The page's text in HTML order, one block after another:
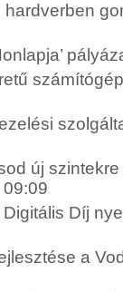
új
Díj
a